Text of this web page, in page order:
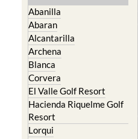
Abanilla
Abaran
Alcantarilla
Archena
Blanca
Corvera
El Valle Golf Resort
Hacienda Riquelme Golf
Resort
Lorqui